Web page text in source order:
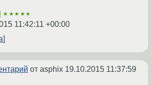
★★★★★
11:42:11 +00:00
от asphix 19.10.2015 11:37:59